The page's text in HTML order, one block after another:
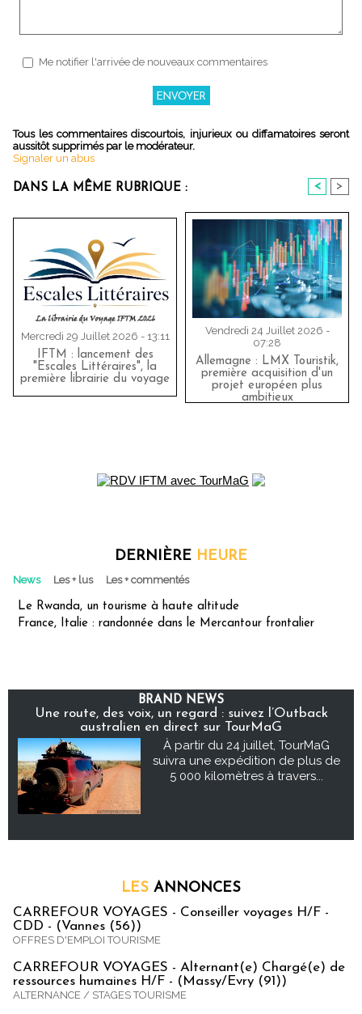
Me notifier l'arrivée de nouveaux commentaires
Tous les commentaires discourtois, injurieux ou diffamatoires seront
aussitôt supprimés par le modérateur.
Signaler un abus
DANS LA MÊME RUBRIQUE : < >
Mercredi 29 Juillet 2026 - 13:11
IFTM : lancement des
"Escales Littéraires", la
première librairie du voyage
Vendredi 24 Juillet 2026 -
07:28
Allemagne : LMX Touristik,
première acquisition d'un
projet européen plus
ambitieux
DERNIÈRE HEURE
News Les + lus Les + commentés
Le Rwanda, un tourisme à haute altitude
France, Italie : randonnée dans le Mercantour frontalier
BRAND NEWS
Une route, des voix, un regard : suivez l’Outback
australien en direct sur TourMaG
À partir du 24 juillet, TourMaG
suivra une expédition de plus de
5 000 kilomètres à travers...
LES ANNONCES
CARREFOUR VOYAGES - Conseiller voyages H/F -
CDD - (Vannes (56))
OFFRES D'EMPLOI TOURISME
CARREFOUR VOYAGES - Alternant(e) Chargé(e) de
ressources humaines H/F - (Massy/Evry (91))
ALTERNANCE / STAGES TOURISME